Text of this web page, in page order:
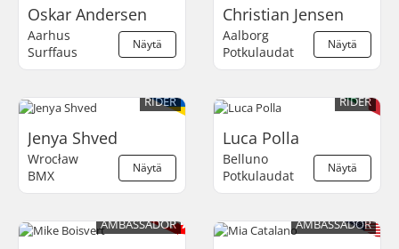
Oskar Andersen
Näytä
Aarhus
Surffaus
Christian Jensen
Näytä
Aalborg
Potkulaudat
RIDER
Jenya Shved
Näytä
Wrocław
BMX
RIDER
Luca Polla
Näytä
Belluno
Potkulaudat
AMBASSADOR AMBASSADOR